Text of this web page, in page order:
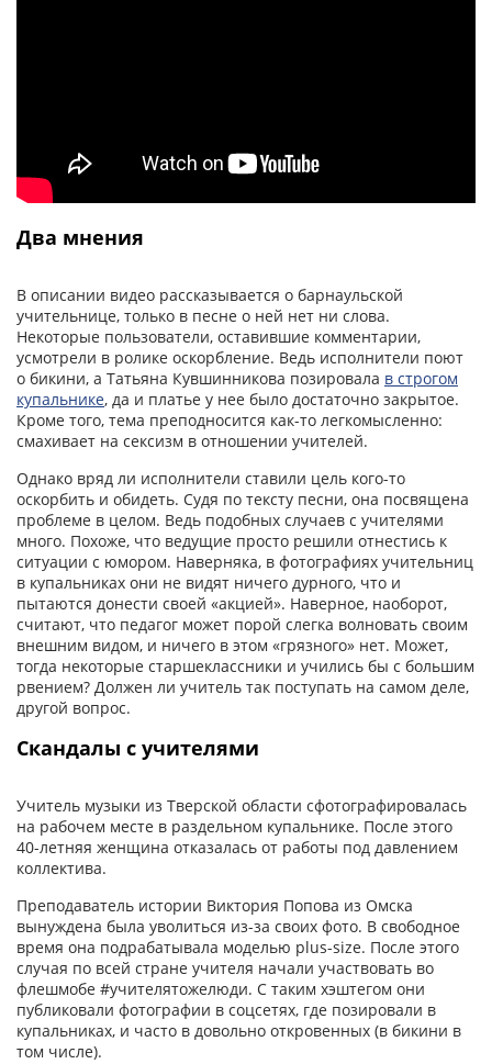
Два мнения
В описании видео рассказывается о барнаульской
учительнице, только в песне о ней нет ни слова.
Некоторые пользователи, оставившие комментарии,
усмотрели в ролике оскорбление. Ведь исполнители поют
о бикини, а Татьяна Кувшинникова позировала в строгом
купальнике, да и платье у нее было достаточно закрытое.
Кроме того, тема преподносится как-то легкомысленно:
смахивает на сексизм в отношении учителей.
Однако вряд ли исполнители ставили цель кого-то
оскорбить и обидеть. Судя по тексту песни, она посвящена
проблеме в целом. Ведь подобных случаев с учителями
много. Похоже, что ведущие просто решили отнестись к
ситуации с юмором. Наверняка, в фотографиях учительниц
в купальниках они не видят ничего дурного, что и
пытаются донести своей «акцией». Наверное, наоборот,
считают, что педагог может порой слегка волновать своим
внешним видом, и ничего в этом «грязного» нет. Может,
тогда некоторые старшеклассники и учились бы с большим
рвением? Должен ли учитель так поступать на самом деле,
другой вопрос.
Скандалы с учителями
Учитель музыки из Тверской области сфотографировалась
на рабочем месте в раздельном купальнике. После этого
40-летняя женщина отказалась от работы под давлением
коллектива.
Преподаватель истории Виктория Попова из Омска
вынуждена была уволиться из-за своих фото. В свободное
время она подрабатывала моделью plus-size. После этого
случая по всей стране учителя начали участвовать во
флешмобе #учителятожелюди. С таким хэштегом они
публиковали фотографии в соцсетях, где позировали в
купальниках, и часто в довольно откровенных (в бикини в
том числе).